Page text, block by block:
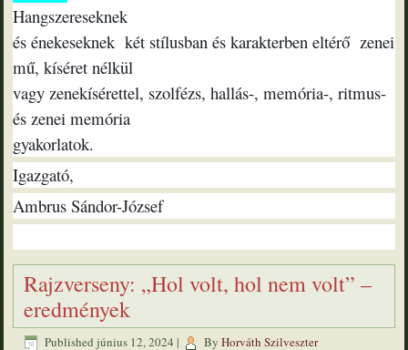
Hangszereseknek
és énekeseknek két stílusban és karakterben eltérő zenei
mű, kíséret nélkül
vagy zenekísérettel, szolfézs, hallás-, memória-, ritmus-
és zenei memória
gyakorlatok.
Igazgató,
Ambrus Sándor-József
Rajzverseny: „Hol volt, hol nem volt” –
eredmények
Published június 12, 2024 | By Horváth Szilveszter